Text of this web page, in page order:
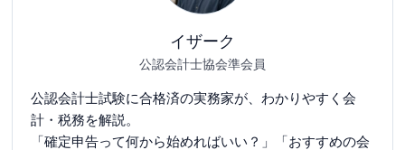
イザーク
公認会計士協会準会員
公認会計士試験に合格済の実務家が、わかりやすく会
計・税務を解説。
「確定申告って何から始めればいい？」「おすすめの会